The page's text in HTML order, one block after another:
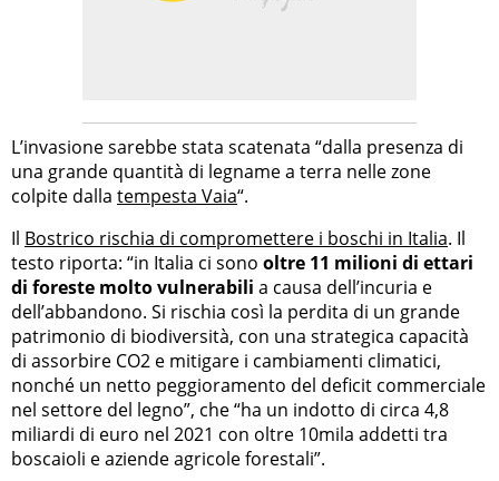
L’invasione sarebbe stata scatenata “dalla presenza di
una grande quantità di legname a terra nelle zone
colpite dalla tempesta Vaia“.
Il Bostrico rischia di compromettere i boschi in Italia. Il
testo riporta: “in Italia ci sono oltre 11 milioni di ettari
di foreste molto vulnerabili a causa dell’incuria e
dell’abbandono. Si rischia così la perdita di un grande
patrimonio di biodiversità, con una strategica capacità
di assorbire CO2 e mitigare i cambiamenti climatici,
nonché un netto peggioramento del deficit commerciale
nel settore del legno”, che “ha un indotto di circa 4,8
miliardi di euro nel 2021 con oltre 10mila addetti tra
boscaioli e aziende agricole forestali”.